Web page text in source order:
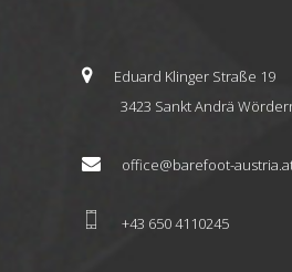
Eduard Klinger Straße 19
3423 Sankt Andrä
office@barefoot-
+43 650 4110245